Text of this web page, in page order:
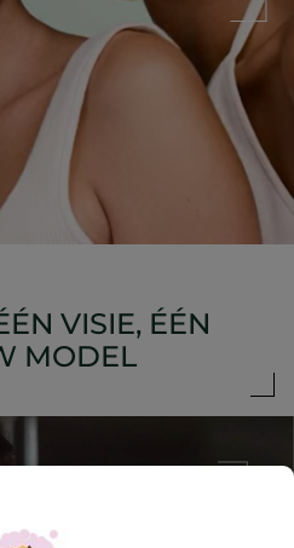
VISIE, ÉÉN
MODEL